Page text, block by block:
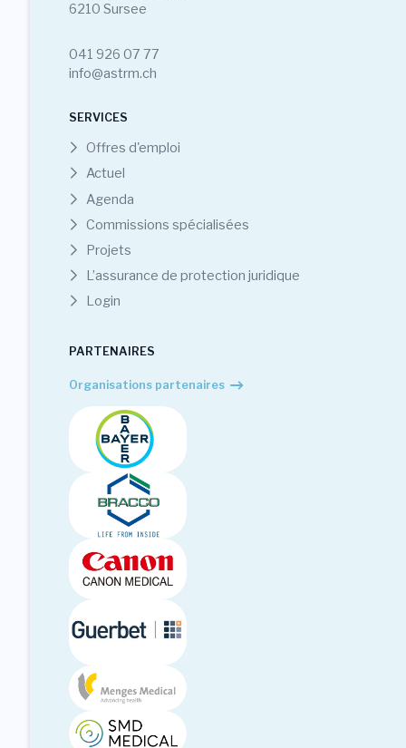
6210 Sursee
041 926 07 77
info@astrm.ch
SERVICES
Offres d'emploi
Actuel
Agenda
Commissions spécialisées
Projets
L’assurance de protection juridique
Login
PARTENAIRES
Organisations partenaires